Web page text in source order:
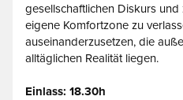
gesellschaftlichen Diskurs
eigene Komfortzone zu
auseinanderzusetzen, die
alltäglichen Realität liegen.
Einlass: 18.30h